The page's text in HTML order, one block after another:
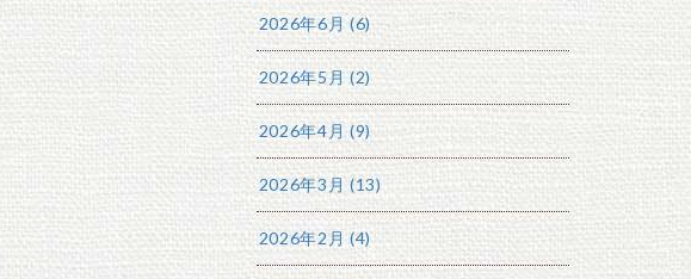
2026年6月 (6)
2026年5月 (2)
2026年4月 (9)
2026年3月 (13)
2026年2月 (4)